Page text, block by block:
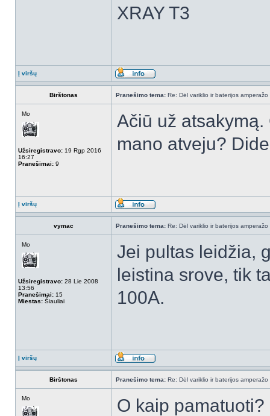
XRAY T3
Į viršų
Birštonas Pranešimo tema: Re: Dėl variklio ir baterijos amperažo
Mo
Užsiregistravo: 19 Rgp 2016
16:27
Pranešimai: 9
Ačiū už
mano atveju?
Į viršų
vymac Pranešimo tema: Re: Dėl variklio ir baterijos amperažo
Mo
Užsiregistravo: 28 Lie 2008
13:56
Pranešimai: 15
Miestas: Šiauliai
Jei pultas leidžia,
leistina srove, tik
100A.
Į viršų
Birštonas Pranešimo tema: Re: Dėl variklio ir baterijos amperažo
Mo
O kaip